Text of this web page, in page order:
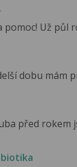
pomoc! Už půl
dobu mám
před rokem